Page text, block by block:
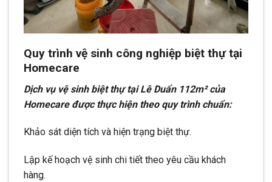
Quy trình vệ sinh công nghiệp biệt thự tại
Homecare
Dịch vụ vệ sinh biệt thự tại Lê Duẩn 112m² của
Homecare được thực hiện theo quy trình chuẩn:
Khảo sát diện tích và hiện trạng biệt thự.
Lập kế hoạch vệ sinh chi tiết theo yêu cầu khách
hàng.